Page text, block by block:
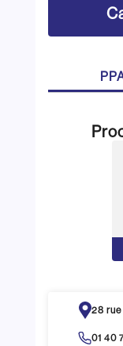
28 rue
01 40